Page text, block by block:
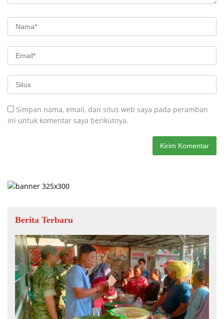
Simpan nama, email, dan situs web saya pada peramban
ini untuk komentar saya berikutnya.
Berita Terbaru